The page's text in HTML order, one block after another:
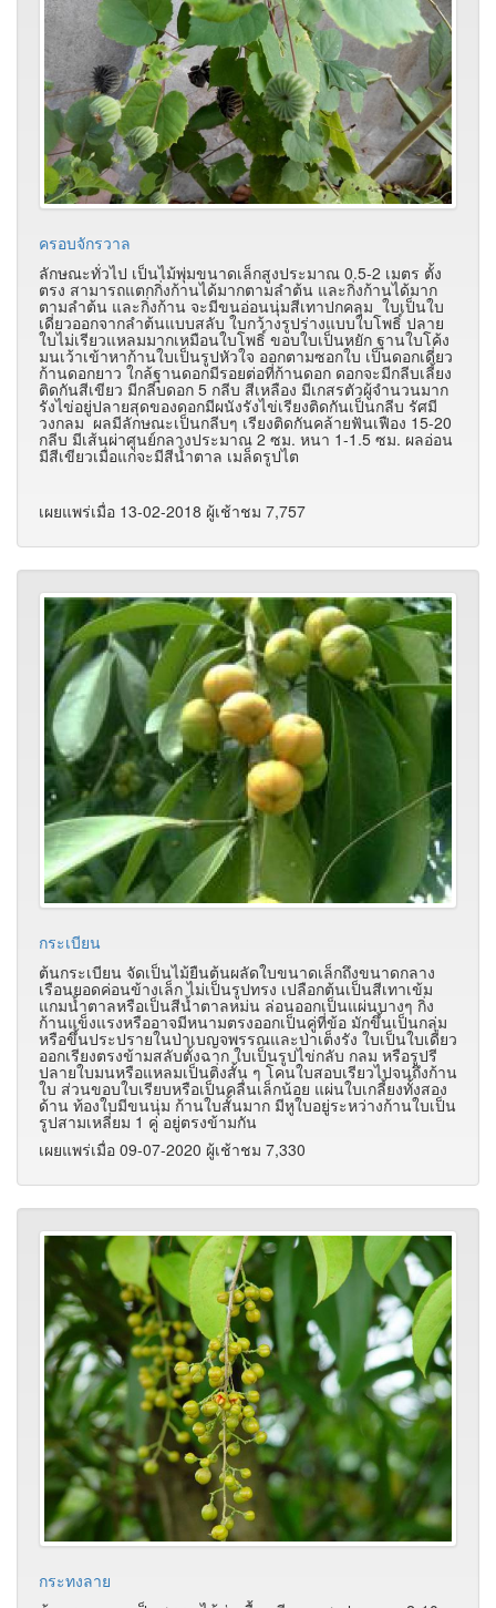
ครอบจักรวาล
ลักษณะทั่วไป เป็นไม้พุ่มขนาดเล็กสูงประมาณ 0.5-2 เมตร ตั้ง
ตรง สามารถแตกกิ่งก้านได้มากตามลำต้น และกิ่งก้านได้มาก
ตามลำต้น และกิ่งก้าน จะมีขนอ่อนนุ่มสีเทาปกคลุม ใบเป็นใบ
เดี่ยวออกจากลำต้นแบบสลับ ใบกว้างรูปร่างแบบใบโพธิ์ ปลาย
ใบไม่เรียวแหลมมากเหมือนใบโพธิ์ ขอบใบเป็นหยัก ฐานใบโค้ง
มนเว้าเข้าหาก้านใบเป็นรูปหัวใจ ออกตามซอกใบ เป็นดอกเดี่ยว
ก้านดอกยาว ใกล้ฐานดอกมีรอยต่อที่ก้านดอก ดอกจะมีกลีบเลี้ยง
ติดกันสีเขียว มีกลีบดอก 5 กลีบ สีเหลือง มีเกสรตัวผู้จำนวนมาก
รังไข่อยู่ปลายสุดของดอกมีผนังรังไข่เรียงติดกันเป็นกลีบ รัศมี
วงกลม ผลมีลักษณะเป็นกลีบๆ เรียงติดกันคล้ายฟันเฟือง 15-20
กลีบ มีเส้นผ่าศูนย์กลางประมาณ 2 ซม. หนา 1-1.5 ซม. ผลอ่อน
มีสีเขียวเมื่อแก่จะมีสีน้ำตาล เมล็ดรูปไต
เผยแพร่เมื่อ 13-02-2018 ผู้เช้าชม 7,757
กระเบียน
ต้นกระเบียน จัดเป็นไม้ยืนต้นผลัดใบขนาดเล็กถึงขนาดกลาง
เรือนยอดค่อนข้างเล็ก ไม่เป็นรูปทรง เปลือกต้นเป็นสีเทาเข้ม
แกมน้ำตาลหรือเป็นสีน้ำตาลหม่น ล่อนออกเป็นแผ่นบางๆ กิ่ง
ก้านแข็งแรงหรืออาจมีหนามตรงออกเป็นคู่ที่ข้อ มักขึ้นเป็นกลุ่ม
หรือขึ้นประปรายในป่าเบญจพรรณและป่าเต็งรัง ใบเป็นใบเดี่ยว
ออกเรียงตรงข้ามสลับตั้งฉาก ใบเป็นรูปไข่กลับ กลม หรือรูปรี
ปลายใบมนหรือแหลมเป็นติ่งสั้น ๆ โคนใบสอบเรียวไปจนถึงก้าน
ใบ ส่วนขอบใบเรียบหรือเป็นคลื่นเล็กน้อย แผ่นใบเกลี้ยงทั้งสอง
ด้าน ท้องใบมีขนนุ่ม ก้านใบสั้นมาก มีหูใบอยู่ระหว่างก้านใบเป็น
รูปสามเหลี่ยม 1 คู่ อยู่ตรงข้ามกัน
เผยแพร่เมื่อ 09-07-2020 ผู้เช้าชม 7,330
กระทงลาย